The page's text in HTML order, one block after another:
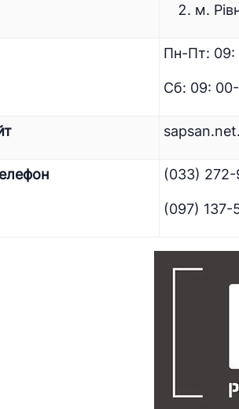
м.
Пн-Пт: 09:
Сб: 09:
(033)
(097) 137-